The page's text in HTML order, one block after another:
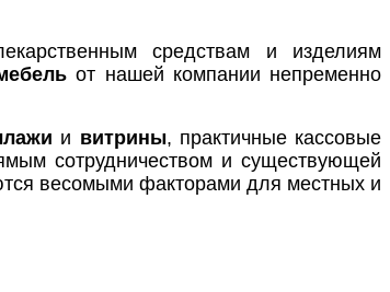
средствам и изделиям
от нашей компании непременно
и витрины, практичные кассовые
сотрудничеством и существующей
весомыми факторами для местных и